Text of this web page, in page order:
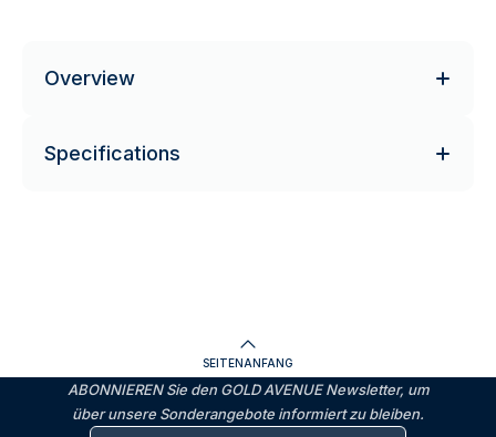
Overview
Specifications
SEITENANFANG
ABONNIEREN Sie den GOLD AVENUE Newsletter, um
über unsere Sonderangebote informiert zu bleiben.